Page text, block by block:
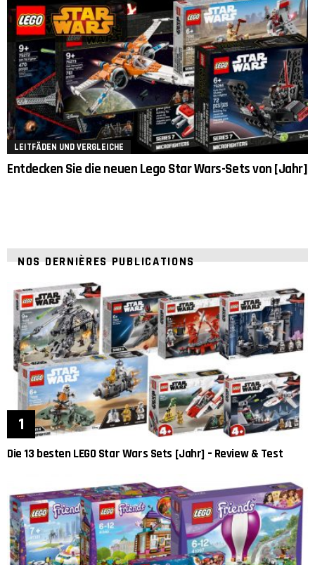
LEITFÄDEN UND VERGLEICHE
Entdecken Sie die neuen Lego Star Wars-Sets von [Jahr]
NOS DERNIÈRES PUBLICATIONS
Die 13 besten LEGO Star Wars Sets [Jahr] – Review & Test